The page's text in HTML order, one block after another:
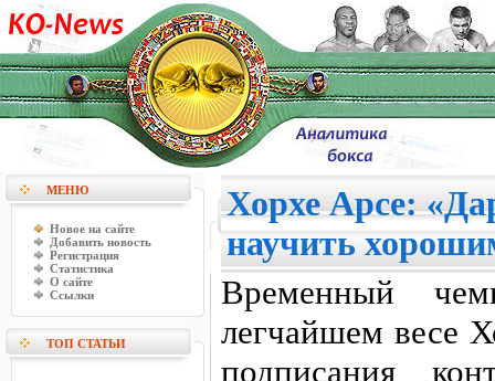
МЕНЮ
Новое на сайте
Добавить новость
Регистрация
Статистика
О сайте
Ссылки
ТОП СТАТЬИ
Хорхе Арсе:
научить
Временный
легчайшем весе
подписания